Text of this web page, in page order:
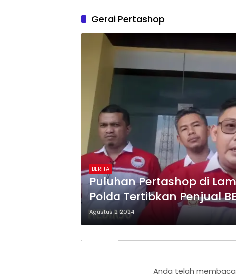
Gerai Pertashop
BERITA
Puluhan Pertashop di
Polda Tertibkan Penjual
Agustus 2, 2024
Anda telah